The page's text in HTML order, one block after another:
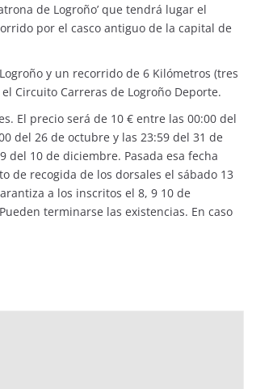
de Logroño’ que tendrá lugar el
por el casco antiguo de la capital de
y un recorrido de 6 Kilómetros (tres
Circuito Carreras de Logroño Deporte.
. El precio será de 10 € entre las 00:00 del
del 26 de octubre y las 23:59 del 31 de
del 10 de diciembre. Pasada esa fecha
de recogida de los dorsales el sábado 13
a los inscritos el 8, 9 10 de
terminarse las existencias. En caso